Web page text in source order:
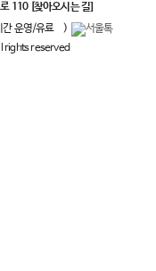
110 [찾아오시는 길]
운영/유료
)
rights reserved